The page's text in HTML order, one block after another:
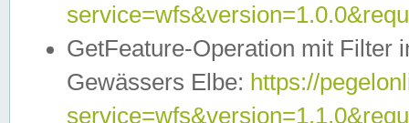
GetFeature-Operation mit Filter
Gewässers Elbe: https://